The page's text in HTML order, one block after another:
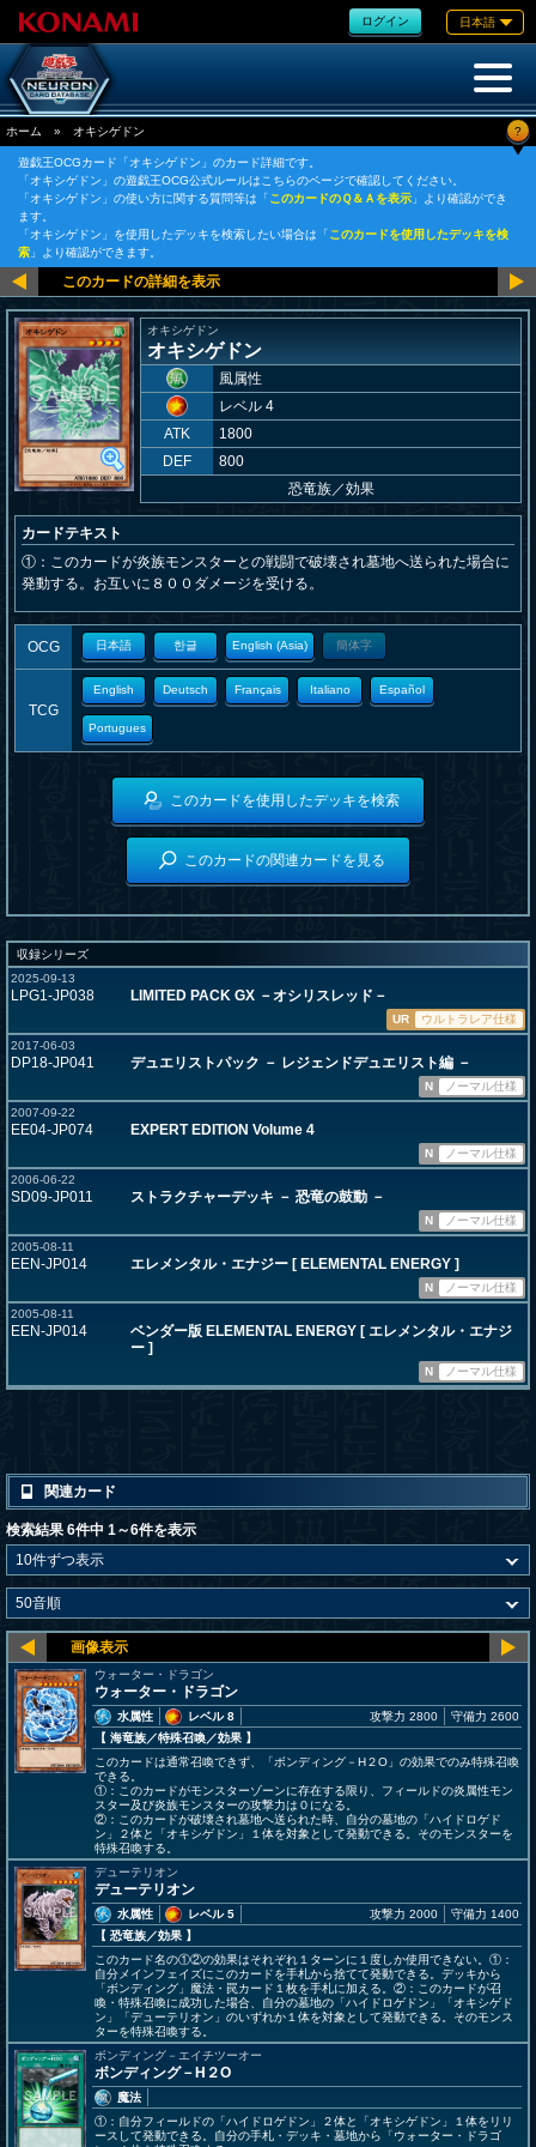
ログイン 日本語
ホーム » オキシゲドン ?
遊戯王OCGカード「オキシゲドン」のカード詳細です。
「オキシゲドン」の遊戯王OCG公式ルールはこちらのページで確認してください。
「オキシゲドン」の使い方に関する質問等は「このカードのＱ＆Ａを表示 」より確認ができ
ます。
「オキシゲドン」を使用したデッキを検索したい場合は「このカードを使用したデッキを検
索 」より確認ができます。
オキシゲドン
オキシゲドン
風属性
レベル 4
ATK
1800
DEF
800
恐竜族／効果
カードテキスト
①：このカードが炎族モンスターとの戦闘で破壊され墓地へ送られた場合に
発動する。お互いに８００ダメージを受ける。
OCG 日本語 한글 English (Asia) 簡体字
TCG
English Deutsch Français Italiano Español
Portugues
このカードを使用したデッキを検索
このカードの関連カードを見る
収録シリーズ
2025-09-13
LPG1-JP038 LIMITED PACK GX －オシリスレッド－
UR
ウルトラレア仕様
2017-06-03
DP18-JP041 デュエリストパック － レジェンドデュエリスト編 －
N
ノーマル仕様
2007-09-22
EE04-JP074 EXPERT EDITION Volume 4
N
ノーマル仕様
2006-06-22
SD09-JP011 ストラクチャーデッキ － 恐竜の鼓動 －
N
ノーマル仕様
2005-08-11
EEN-JP014 エレメンタル・エナジー [ ELEMENTAL ENERGY ]
N
ノーマル仕様
2005-08-11
EEN-JP014
ベンダー版 ELEMENTAL ENERGY [ エレメンタル・エナジ
ー ]
N ノーマル仕様
関連カード
検索結果 6件中 1～6件を表示
ウォーター・ドラゴン
ウォーター・ドラゴン
水属性
レベル 8
【 海竜族／特殊召喚／効果 】
攻撃力 2800 守備力 2600
このカードは通常召喚できず、「ボンディング－H２O」の効果でのみ特殊召喚
できる。
①：このカードがモンスターゾーンに存在する限り、フィールドの炎属性モン
スター及び炎族モンスターの攻撃力は０になる。
②：このカードが破壊され墓地へ送られた時、自分の墓地の「ハイドロゲド
ン」２体と「オキシゲドン」１体を対象として発動できる。そのモンスターを
特殊召喚する。
デューテリオン
デューテリオン
水属性
レベル 5
【 恐竜族／効果 】
攻撃力 2000 守備力 1400
このカード名の①②の効果はそれぞれ１ターンに１度しか使用できない。①：
自分メインフェイズにこのカードを手札から捨てて発動できる。デッキから
「ボンディング」魔法・罠カード１枚を手札に加える。②：このカードが召
喚・特殊召喚に成功した場合、自分の墓地の「ハイドロゲドン」「オキシゲド
ン」「デューテリオン」のいずれか１体を対象として発動できる。そのモンス
ターを特殊召喚する。
ボンディング－エイチツーオー
ボンディング－H２O
魔法
①：自分フィールドの「ハイドロゲドン」２体と「オキシゲドン」１体をリリ
ースして発動できる。自分の手札・デッキ・墓地から「ウォーター・ドラゴ